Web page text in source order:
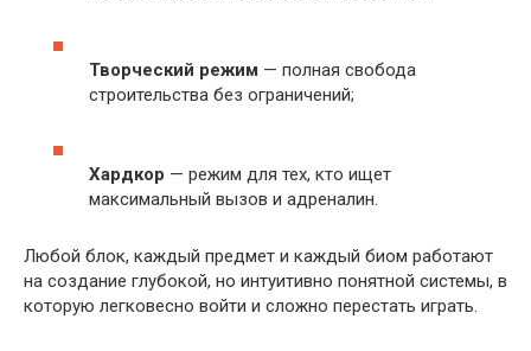
Творческий режим — полная свобода
строительства без ограничений;
Хардкор — режим для тех, кто ищет
максимальный вызов и адреналин.
Любой блок, каждый предмет и каждый биом работают
на создание глубокой, но интуитивно понятной системы, в
которую легковесно войти и сложно перестать играть.